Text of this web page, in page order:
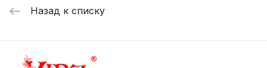
Назад к списку